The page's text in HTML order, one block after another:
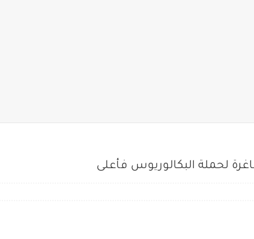
لحملة البكالوريوس فأعلى